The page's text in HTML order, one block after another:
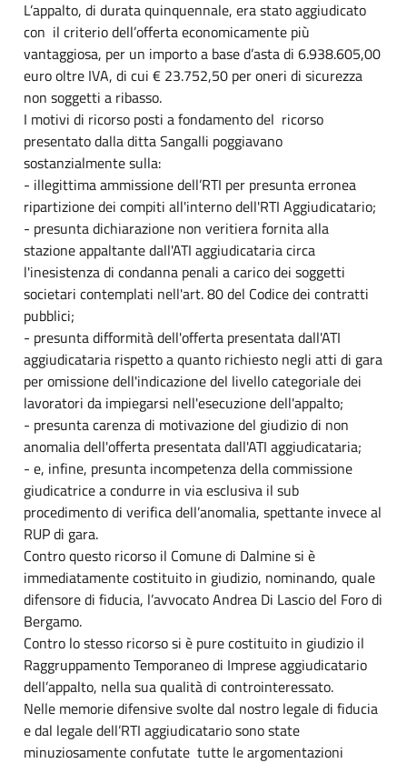
L’appalto, di durata quinquennale, era stato aggiudicato
con il criterio dell’offerta economicamente più
vantaggiosa, per un importo a base d’asta di 6.938.605,00
euro oltre IVA, di cui € 23.752,50 per oneri di sicurezza
non soggetti a ribasso.
I motivi di ricorso posti a fondamento del ricorso
presentato dalla ditta Sangalli poggiavano
sostanzialmente sulla:
- illegittima ammissione dell’RTI per presunta erronea
ripartizione dei compiti all'interno dell'RTI Aggiudicatario;
- presunta dichiarazione non veritiera fornita alla
stazione appaltante dall'ATI aggiudicataria circa
l'inesistenza di condanna penali a carico dei soggetti
societari contemplati nell'art. 80 del Codice dei contratti
pubblici;
- presunta difformità dell'offerta presentata dall'ATI
aggiudicataria rispetto a quanto richiesto negli atti di gara
per omissione dell'indicazione del livello categoriale dei
lavoratori da impiegarsi nell'esecuzione dell'appalto;
- presunta carenza di motivazione del giudizio di non
anomalia dell'offerta presentata dall'ATI aggiudicataria;
- e, infine, presunta incompetenza della commissione
giudicatrice a condurre in via esclusiva il sub
procedimento di verifica dell’anomalia, spettante invece al
RUP di gara.
Contro questo ricorso il Comune di Dalmine si è
immediatamente costituito in giudizio, nominando, quale
difensore di fiducia, l’avvocato Andrea Di Lascio del Foro di
Bergamo.
Contro lo stesso ricorso si è pure costituito in giudizio il
Raggruppamento Temporaneo di Imprese aggiudicatario
dell’appalto, nella sua qualità di controinteressato.
Nelle memorie difensive svolte dal nostro legale di fiducia
e dal legale dell’RTI aggiudicatario sono state
minuziosamente confutate tutte le argomentazioni